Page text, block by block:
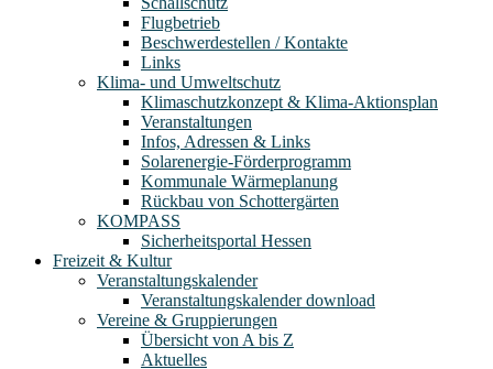
Flugbetrieb
Beschwerdestellen / Kontakte
Links
Klima- und Umweltschutz
Klimaschutzkonzept & Klima-Aktionsplan
Veranstaltungen
Infos, Adressen & Links
Solarenergie-Förderprogramm
Kommunale Wärmeplanung
Rückbau von Schottergärten
KOMPASS
Sicherheitsportal Hessen
Freizeit & Kultur
Veranstaltungskalender
Veranstaltungskalender download
Vereine & Gruppierungen
Übersicht von A bis Z
Aktuelles